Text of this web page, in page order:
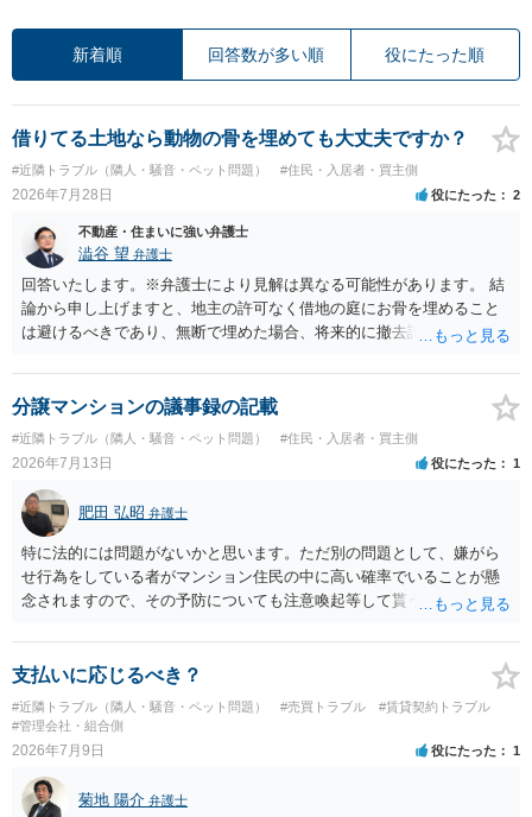
新着順 回答数が多い順 役にたった順
借りてる土地なら動物の骨を埋めても大丈夫ですか？
#近隣トラブル（隣人・騒音・ペット問題） #住民・入居者・買主側
2026年7月28日 役にたった 2
不動産・住まいに強い弁護士
澁谷 望 弁護士
回答いたします。※弁護士により見解は異なる可能性があります。 結
論から申し上げますと、地主の許可なく借地の庭にお骨を埋めること
は避けるべきであり、無断で埋めた場合、将来的に撤去請求や退去時
上、自分のペットの遺骨を埋める行為自体は墓地埋葬法違反や不法投
棄には該当しないため、犯罪になるわけではありません。しかし、建
物の所有者は質問者様であっても、土地の所有権はあくまで地主にあ
ります。そのため、地主に無断でお骨を埋める行為は、他人の所有権
を侵害する行為や、借地人としての善管注意義務違反とみなされる可
能性が高いのが私見です。 どうしてもお近くで供養されたい場合は、
事前に地主へ相談して許可を得るか、土地に直接埋めずに大きめの鉢
植え等で供養する「プランター葬」や、ペット霊園等への納骨を検討
されるのが確実かと思います。
分譲マンションの議事録の記載
#近隣トラブル（隣人・騒音・ペット問題） #住民・入居者・買主側
2026年7月13日 役にたった 1
肥田 弘昭 弁護士
特に法的には問題がないかと思います。ただ別の問題として、嫌がら
せ行為をしている者がマンション住民の中に高い確率でいることが懸
念されますので、その予防についても注意喚起等して貰うと良いかと
支払いに応じるべき？
#近隣トラブル（隣人・騒音・ペット問題） #売買トラブル
#賃貸契約トラブル
#管理会社・組合側
2026年7月9日 役にたった 1
菊地 陽介 弁護士